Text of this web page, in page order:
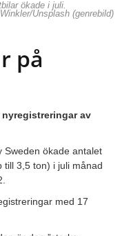
ökade i juli.
Unsplash (genrebild)
på
av
Sweden ökade antalet
till 3,5 ton) i juli månad
med 17